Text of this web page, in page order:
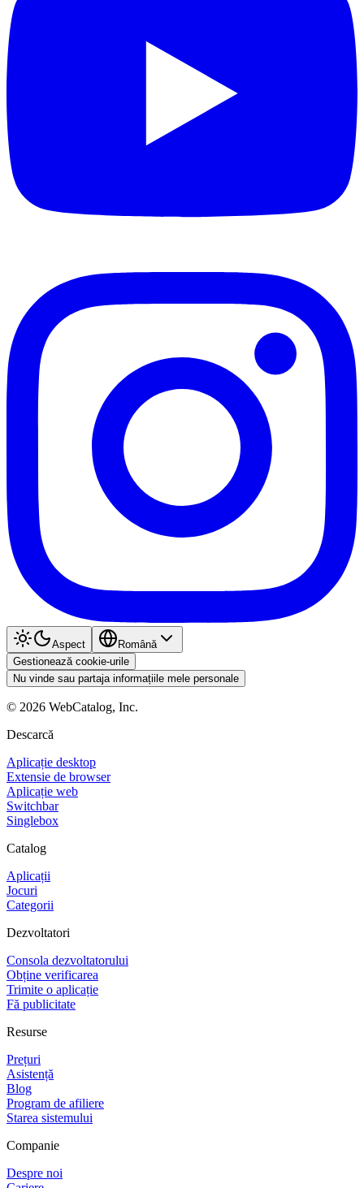
Aspect
Română
Gestionează cookie-urile
Nu vinde sau partaja informațiile mele personale
© 2026 WebCatalog, Inc.
Descarcă
Aplicație desktop
Extensie de browser
Aplicație web
Switchbar
Singlebox
Catalog
Aplicații
Jocuri
Categorii
Dezvoltatori
Consola dezvoltatorului
Obține verificarea
Trimite o aplicație
Fă publicitate
Resurse
Prețuri
Asistență
Blog
Program de afiliere
Starea sistemului
Companie
Despre noi